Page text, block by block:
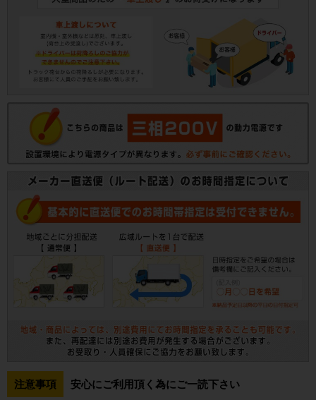
注意事項 安心にご利用頂く為にご一読下さい